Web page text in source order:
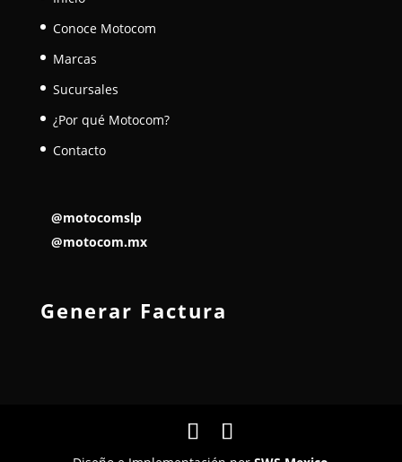
Conoce Motocom
Marcas
Sucursales
¿Por qué Motocom?
Contacto
@motocomslp
@motocom.mx
Generar Factura